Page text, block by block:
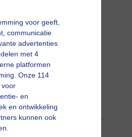
voor geeft,
communicatie
advertenties
met 4
platformen
Onze 114
voor
en
en ontwikkeling
kunnen ook
Een moment geduld aub...